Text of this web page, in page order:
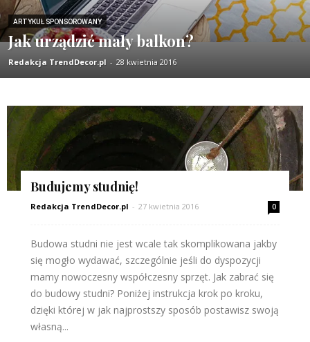
ARTYKUŁ SPONSOROWANY
Jak urządzić mały balkon?
Redakcja TrendDecor.pl - 28 kwietnia 2016
Budujemy studnię!
Redakcja TrendDecor.pl - 27 kwietnia 2016 0
Budowa studni nie jest wcale tak skomplikowana jakby
się mogło wydawać, szczególnie jeśli do dyspozycji
mamy nowoczesny współczesny sprzęt. Jak zabrać się
do budowy studni? Poniżej instrukcja krok po kroku,
dzięki której w jak najprostszy sposób postawisz swoją
własną...